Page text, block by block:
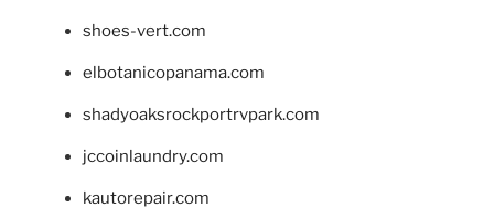
shoes-vert.com
elbotanicopanama.com
shadyoaksrockportrvpark.com
jccoinlaundry.com
kautorepair.com